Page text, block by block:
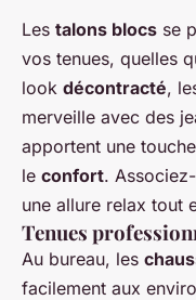
Les talons blocs se
vos tenues, quelles
look décontracté,
merveille avec des
apportent une
le confort.
une allure relax tout
Tenues
Au bureau, les
facilement aux